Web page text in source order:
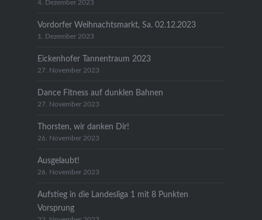
4. Dezember 2023
Vordorfer Weihnachtsmarkt, Sa. 02.12.2023
1. Dezember 2023
Eickenhofer Tannentraum 2023
27. November 2023
Dance Fitness auf dunklen Bahnen
27. November 2023
Thorsten, wir danken Dir!
26. November 2023
Ausgelaubt!
26. November 2023
Aufstieg in die Landesliga 1 mit 8 Punkten
Vorsprung